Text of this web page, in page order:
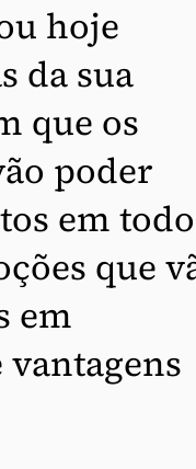
hoje
da sua
que os
poder
em
que
em